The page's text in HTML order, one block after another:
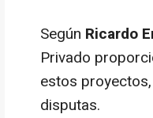
Según Ricardo
Privado
estos
disputas.